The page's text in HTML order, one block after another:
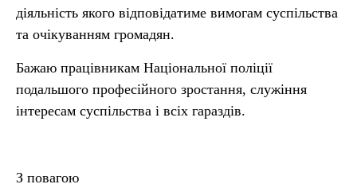
діяльність якого відповідатиме вимогам суспільства
та очікуванням громадян.
Бажаю працівникам Національної поліції
подальшого професійного зростання, служіння
інтересам суспільства і всіх гараздів.
З повагою